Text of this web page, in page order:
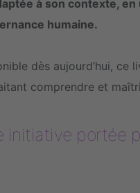
à son contexte,
humaine.
dès aujourd’hui, ce
comprendre et
initiative portée